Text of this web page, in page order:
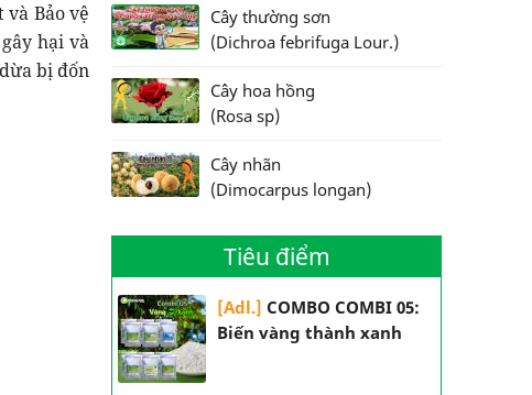
Bảo vệ
hại và
bị đốn
Cây thường sơn
(Dichroa febrifuga Lour.)
Cây hoa hồng
(Rosa sp)
Cây nhãn
(Dimocarpus longan)
Tiêu điểm
[Adl.] COMBO COMBI 05:
Biến vàng thành xanh